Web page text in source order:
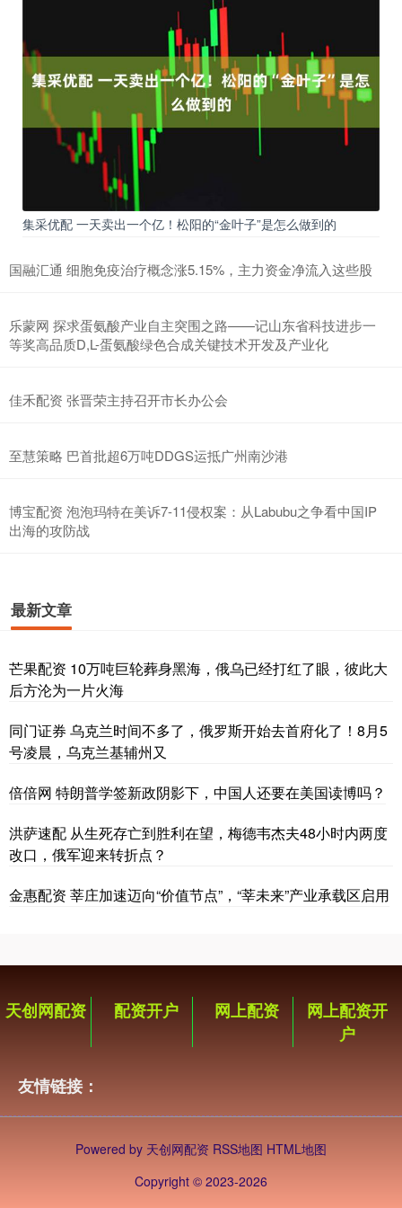
集采优配 一天卖出一个亿！松阳的“金叶子”是怎么做到的
国融汇通 细胞免疫治疗概念涨5.15%，主力资金净流入这些股
乐蒙网 探求蛋氨酸产业自主突围之路——记山东省科技进步一
等奖高品质D,L-蛋氨酸绿色合成关键技术开发及产业化
佳禾配资 张晋荣主持召开市长办公会
至慧策略 巴首批超6万吨DDGS运抵广州南沙港
博宝配资 泡泡玛特在美诉7-11侵权案：从Labubu之争看中国IP
出海的攻防战
最新文章
芒果配资 10万吨巨轮葬身黑海，俄乌已经打红了眼，彼此大
后方沦为一片火海
同门证券 乌克兰时间不多了，俄罗斯开始去首府化了！8月5
号凌晨，乌克兰基辅州又
倍倍网 特朗普学签新政阴影下，中国人还要在美国读博吗？
洪萨速配 从生死存亡到胜利在望，梅德韦杰夫48小时内两度
改口，俄军迎来转折点？
金惠配资 莘庄加速迈向“价值节点”，“莘未来”产业承载区启用
天创网配资 配资开户 网上配资
网上配资开
户
友情链接：
Powered by 天创网配资 RSS地图 HTML地图
Copyright © 2023-2026